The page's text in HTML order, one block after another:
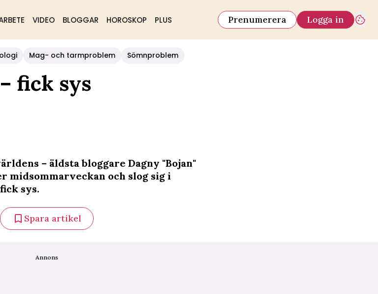
VIDEO BLOGGAR HOROSKOP PLUS Prenumerera Logga in
Mag- och tarmproblem Sömnproblem
fick sys
– äldsta bloggare Dagny "Bojan"
midsommarveckan och slog sig i
sys.
Spara artikel
Annons